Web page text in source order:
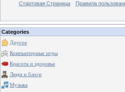
Стартовая Страница Правила
Categories
Другое
Компьютерные игры
Красота и здоровье
Люди и блоги
Музыка